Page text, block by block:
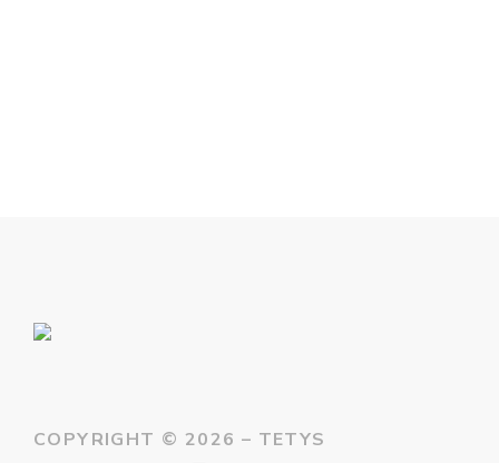
COPYRIGHT © 2026 – TETYS